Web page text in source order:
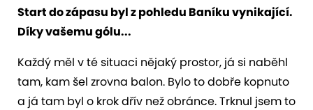
Start do zápasu byl z pohledu Baníku vynikající.
Díky vašemu gólu...
Každý měl v té situaci nějaký prostor, já si naběhl
tam, kam šel zrovna balon. Bylo to dobře kopnuto
a já tam byl o krok dřív než obránce. Trknul jsem to